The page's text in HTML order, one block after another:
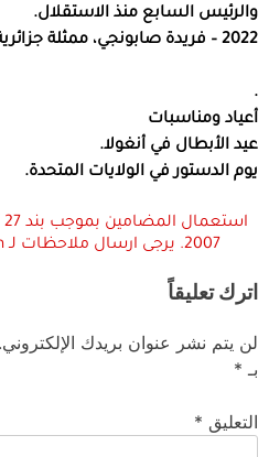
والرئيس السابع منذ الاستقلال.
2022 – فريدة صابونجي، ممثلة جزائرية.
.
أعياد ومناسبات
عيد الأبطال في أنغولا.
يوم الدستور في الولايات المتحدة.
2007. يرجى ارسال ملاحظات لـ akkanet.net@gmail.com
اترك تعليقاً
لن يتم نشر عنوان بريدك الإلكتروني.
بـ *
التعليق *